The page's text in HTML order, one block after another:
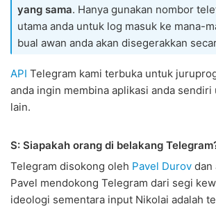
yang sama. Hanya gunakan nombor
utama anda untuk log masuk ke mana-
bual awan anda akan disegerakkan
API Telegram kami terbuka untuk
anda ingin membina aplikasi anda
lain.
S: Siapakah orang di belakang
Telegram disokong oleh Pavel Durov dan
Pavel mendokong Telegram dari segi
ideologi sementara input Nikolai adalah